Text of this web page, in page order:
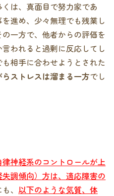
は、真面目で努力家であ
進め、少々無理でも残業し
一方で、他者からの評価を
われると過剰に反応してし
相手に合わせようとされた
らストレスは溜まる一方でし
神経系のコントロールが上
調傾向）方は、適応障害の
、 以下のような気質、体